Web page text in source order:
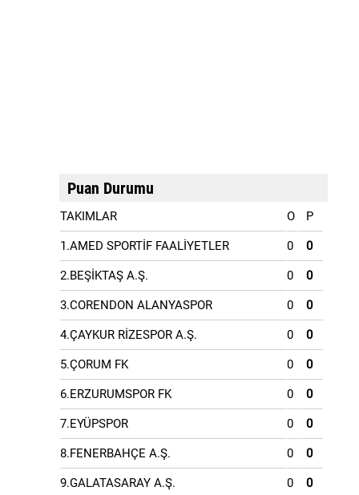
Puan Durumu
TAKIMLAR O P
1.AMED SPORTİF FAALİYETLER 0 0
2.BEŞİKTAŞ A.Ş. 0 0
3.CORENDON ALANYASPOR 0 0
4.ÇAYKUR RİZESPOR A.Ş. 0 0
5.ÇORUM FK 0 0
6.ERZURUMSPOR FK 0 0
7.EYÜPSPOR 0 0
8.FENERBAHÇE A.Ş. 0 0
9.GALATASARAY A.Ş. 0 0